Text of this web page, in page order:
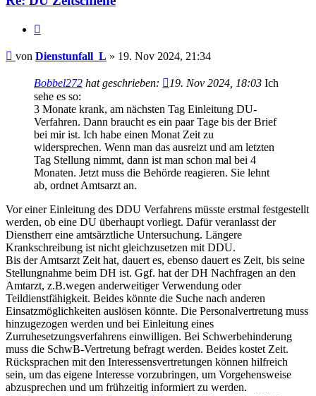
Beitrag
von Dienstunfall_L » 19. Nov 2024, 21:34
Bobbel272 hat geschrieben: 19. Nov 2024, 18:03 Ich
sehe es so:
3 Monate krank, am nächsten Tag Einleitung DU-
Verfahren. Dann braucht es ein paar Tage bis der Brief
bei mir ist. Ich habe einen Monat Zeit zu
widersprechen. Wenn man das ausreizt und am letzten
Tag Stellung nimmt, dann ist man schon mal bei 4
Monaten. Jetzt muss die Behörde reagieren. Sie lehnt
ab, ordnet Amtsarzt an.
Vor einer Einleitung des DDU Verfahrens müsste erstmal festgestellt
werden, ob eine DU überhaupt vorliegt. Dafür veranlasst der
Dienstherr eine amtsärztliche Untersuchung. Längere
Krankschreibung ist nicht gleichzusetzen mit DDU.
Bis der Amtsarzt Zeit hat, dauert es, ebenso dauert es Zeit, bis seine
Stellungnahme beim DH ist. Ggf. hat der DH Nachfragen an den
Amtarzt, z.B.wegen anderweitiger Verwendung oder
Teildienstfähigkeit. Beides könnte die Suche nach anderen
Einsatzmöglichkeiten auslösen könnte. Die Personalvertretung muss
hinzugezogen werden und bei Einleitung eines
Zurruhesetzungsverfahrens einwilligen. Bei Schwerbehinderung
muss die SchwB-Vertretung befragt werden. Beides kostet Zeit.
Rücksprachen mit den Interessensvertretungen können hilfreich
sein, um das eigene Interesse vorzubringen, um Vorgehensweise
abzusprechen und um frühzeitig informiert zu werden.